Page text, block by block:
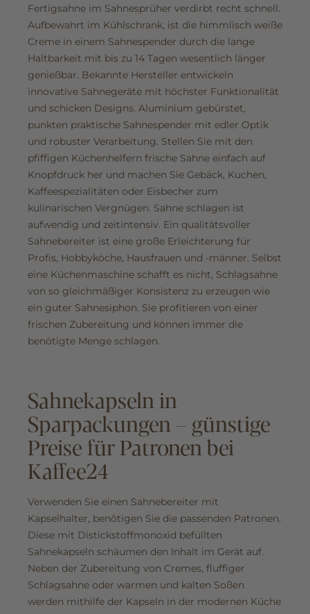
Fertigsahne im Sahnesprüher verdirbt recht schnell.
Aufbewahrt im Kühlschrank, ist die himmlisch weiße
Creme in einem Sahnespender durch die lange
Haltbarkeit mit bis zu 14 Tagen wesentlich länger
genießbar. Bekannte Hersteller entwickeln
innovative Sahnegeräte mit höchster Funktionalität
und schicken Designs. Aluminium gebürstet,
punkten praktische Sahnespender mit edler Optik
und robuster Verarbeitung. Stellen Sie mit den
pfiffigen Küchenhelfern frische Sahne einfach auf
Knopfdruck her und machen Sie Gebäck, Kuchen,
Kaffeespezialitäten oder Eisbecher zum
kulinarischen Vergnügen. Sahne schlagen ist
aufwendig und zeitintensiv. Ein qualitätsvoller
Sahnebereiter ist eine große Erleichterung für
Profis, Hobbyköche, Hausfrauen und -männer. Selbst
eine Küchenmaschine schafft es nicht, Schlagsahne
von so gleichmäßiger Konsistenz zu erzeugen wie
ein guter Sahnesiphon. Sie profitieren von einer
frischen Zubereitung und können immer die
benötigte Menge schlagen.
Sahnekapseln in
Sparpackungen – günstige
Preise für Patronen bei
Kaffee24
Verwenden Sie einen Sahnebereiter mit
Kapselhalter, benötigen Sie die passenden Patronen.
Diese mit Distickstoffmonoxid befüllten
Sahnekapseln schäumen den Inhalt im Gerät auf.
Neben der Zubereitung von Cremes, fluffiger
Schlagsahne oder warmen und kalten Soßen
werden mithilfe der Kapseln in der modernen Küche